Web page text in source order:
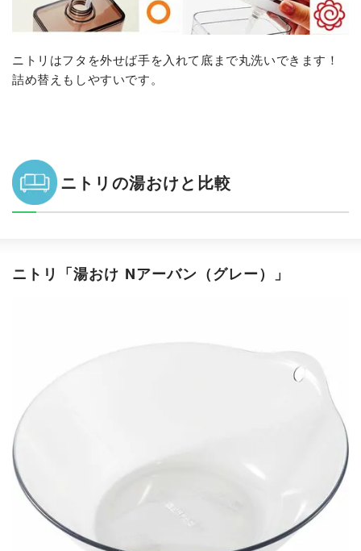
ニトリはフタを外せば手を入れて底まで丸洗いできます！
詰め替えもしやすいです。
ニトリの湯おけと比較
ニトリ「湯おけ Nアーバン（グレー）」